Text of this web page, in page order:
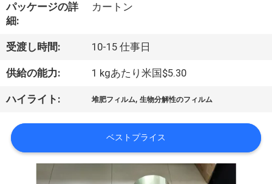
ち
に
つ
い
工
パッケージの詳
細:
カートン
受渡し時間: 10-15 仕事日
供給の能力: 1 kgあたり米国$5.30
ハイライト: 堆肥フィルム,生物分解性のフィルム
ベストプライス